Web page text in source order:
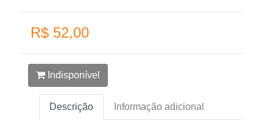
R$ 52,00
Indisponível
Descrição Informação adicional